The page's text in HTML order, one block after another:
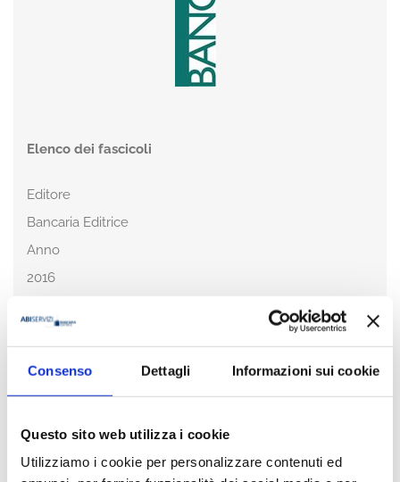
Consenso Dettagli Informazioni sui cookie
Questo sito web utilizza i cookie
Utilizziamo i cookie per personalizzare contenuti ed
Elenco dei fascicoli
Editore
Bancaria Editrice
Anno
2016
Condividi
Presentazione